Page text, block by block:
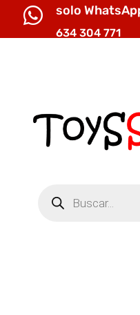
 solo
634 304 771
productos